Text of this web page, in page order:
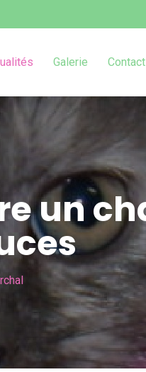
Galerie Contact
un